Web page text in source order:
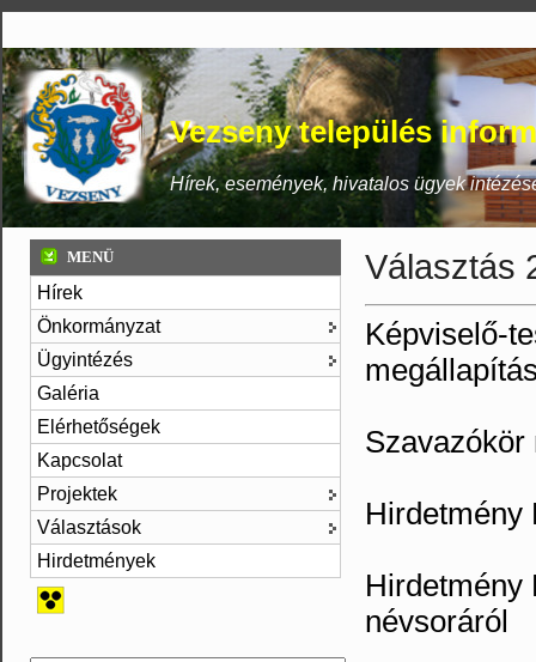
Vezseny település
Hírek, események, hivatalos ügyek
MENÜ
Hírek
Önkormányzat
Ügyintézés
Galéria
Elérhetőségek
Kapcsolat
Projektek
Választások
Hirdetmények
Választás
Képviselő-
Hirdetmény
Hirdetmény
névsoráról